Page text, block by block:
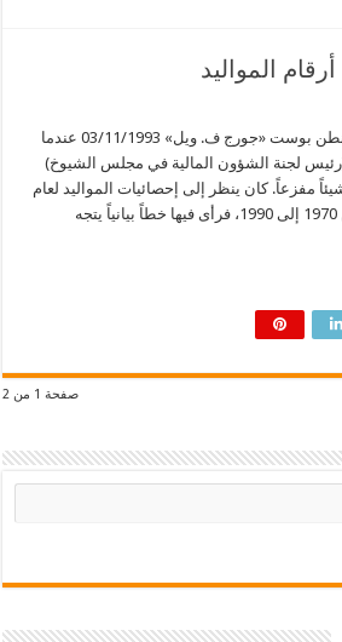
المواليد
من مقال للمعلق في الواشنطن بوست «جورج ف. ويل» 03/11/1993 عندما
(رئيس لجنة الشؤون المالية في مجلس الشيوخ)
مفزعاً. كان ينظر إلى إحصائيات المواليد لعام
1991 مقارنة مع ما قبلها من 1970 إلى 1990، فرأى فيها خطاً بيانياً يتجه
صفحة 1 من 2